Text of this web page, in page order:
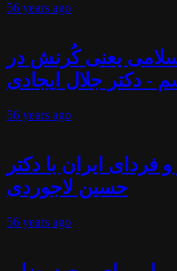
56 years ago
یعنی کُرنش در
- دکتر جلال ایجادی
56 years ago
فردای ایران با دکتر
حسین لاجوردی
56 years ago